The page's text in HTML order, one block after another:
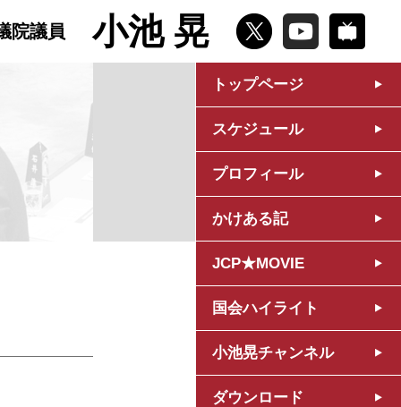
院議員 小池 晃
トップページ
スケジュール
プロフィール
かけある記
JCP★MOVIE
国会ハイライト
小池晃チャンネル
ダウンロード